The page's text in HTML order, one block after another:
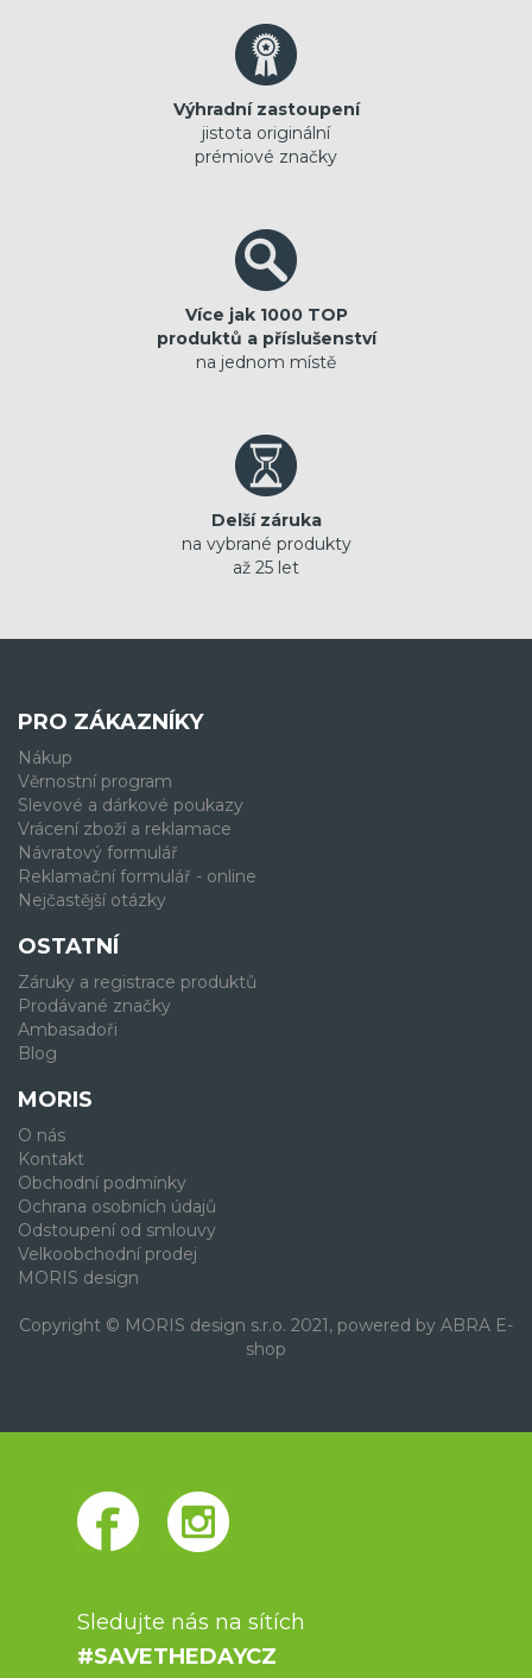
Výhradní zastoupení
jistota originální
prémiové značky
Více jak 1000 TOP
produktů a příslušenství
na jednom místě
Delší záruka
na vybrané produkty
až 25 let
PRO ZÁKAZNÍKY
Nákup
Věrnostní program
Slevové a dárkové poukazy
Vrácení zboží a reklamace
Návratový formulář
Reklamační formulář - online
Nejčastější otázky
OSTATNÍ
Záruky a registrace produktů
Prodávané značky
Ambasadoři
Blog
MORIS
O nás
Kontakt
Obchodní podmínky
Ochrana osobních údajů
Odstoupení od smlouvy
Velkoobchodní prodej
MORIS design
Copyright © MORIS design s.r.o. 2021, powered by ABRA E-
shop
Sledujte nás na sítích
#SAVETHEDAYCZ